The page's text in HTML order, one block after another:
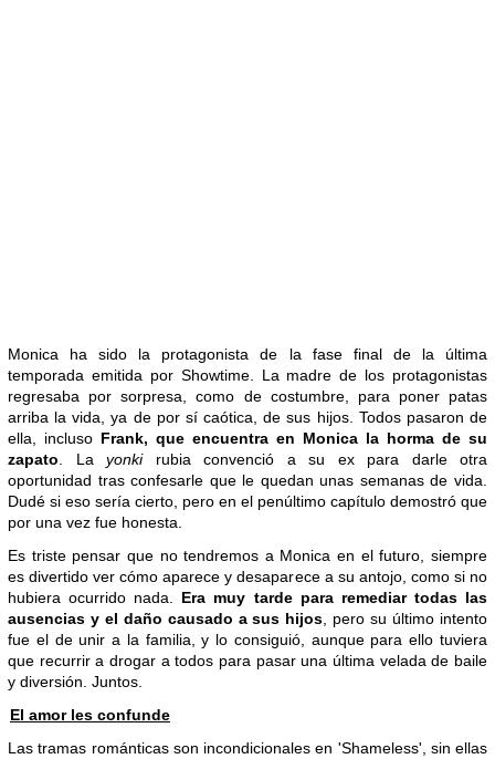
Monica ha sido la protagonista de la fase final de la última
temporada emitida por Showtime. La madre de los protagonistas
regresaba por sorpresa, como de costumbre, para poner patas
arriba la vida, ya de por sí caótica, de sus hijos. Todos pasaron de
ella, incluso Frank, que encuentra en Monica la horma de su
zapato . La yonkirubia convenció a su ex para darle otra
oportunidad tras confesarle que le quedan unas semanas de vida.
Dudé si eso sería cierto, pero en el penúltimo capítulo demostró que
por una vez fue honesta.
Es triste pensar que no tendremos a Monica en el futuro, siempre
es divertido ver cómo aparece y desaparece a su antojo, como si no
hubiera ocurrido nada. Era muy tarde para remediar todas las
ausencias y el daño causado a sus hijos , pero su último intento
fue el de unir a la familia, y lo consiguió, aunque para ello tuviera
que recurrir a drogar a todos para pasar una última velada de baile
y diversión. Juntos.
El amor les confunde
Las tramas románticas son incondicionales en 'Shameless', sin ellas